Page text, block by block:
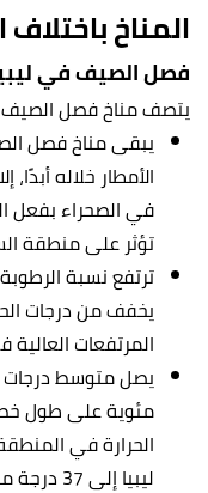
المناخ
فصل الصيف في
يتصف مناخ فصل الصيف
يبقى مناخ فصل
الأمطار خلاله
في الصحراء بفعل
تؤثر على منطقة
ترتفع نسبة
يخفف من درجات
المرتفعات العالية
مئوية على طول
الحرارة في
ليبيا